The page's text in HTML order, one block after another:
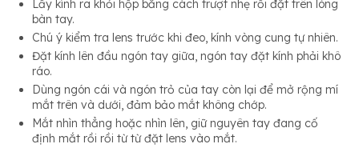
Lấy kính ra khỏi hộp bằng cách trượt nhẹ rồi đặt trên lòng
bàn tay.
Chú ý kiểm tra lens trước khi đeo, kính vòng cung tự nhiên.
Đặt kính lên đầu ngón tay giữa, ngón tay đặt kính phải khô
ráo.
Dùng ngón cái và ngón trỏ của tay còn lại để mở rộng mí
mắt trên và dưới, đảm bảo mắt không chớp.
Mắt nhìn thẳng hoặc nhìn lên, giữ nguyên tay đang cố
định mắt rồi rồi từ từ đặt lens vào mắt.